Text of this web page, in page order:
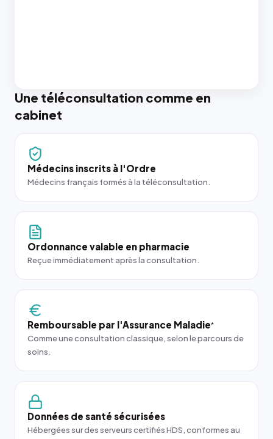
Une téléconsultation comme en
cabinet
Médecins inscrits à l'Ordre
Médecins français formés à la téléconsultation.
Ordonnance valable en pharmacie
Reçue immédiatement après la consultation.
Remboursable par l'Assurance Maladie*
Comme une consultation classique, selon le parcours de
soins.
Données de santé sécurisées
Hébergées sur des serveurs certifiés HDS, conformes au